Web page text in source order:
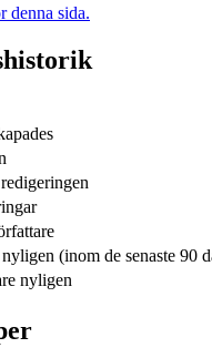
denna sida.
(inom de senaste 90
nyligen